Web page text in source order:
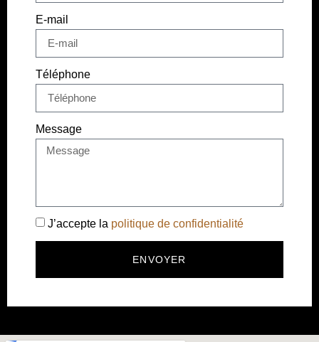
E-mail
Téléphone
Message
J’accepte la politique de confidentialité
ENVOYER